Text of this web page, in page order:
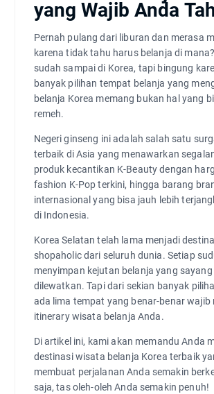
yang Wajib Anda
Pernah pulang dari liburan dan merasa
karena tidak tahu harus belanja di
sudah sampai di Korea, tapi bingung
banyak pilihan tempat belanja yang
belanja Korea memang bukan hal yang
remeh.
Negeri ginseng ini adalah salah satu
terbaik di Asia yang menawarkan
produk kecantikan K-Beauty dengan
fashion K-Pop terkini, hingga barang
internasional yang bisa jauh lebih
di Indonesia.
Korea Selatan telah lama menjadi
shopaholic dari seluruh dunia. Setiap
menyimpan kejutan belanja yang
dilewatkan. Tapi dari sekian banyak
ada lima tempat yang benar-benar wajib
itinerary wisata belanja Anda.
Di artikel ini, kami akan memandu Anda
destinasi wisata belanja Korea terbaik
membuat perjalanan Anda semakin
saja, tas oleh-oleh Anda semakin penuh!